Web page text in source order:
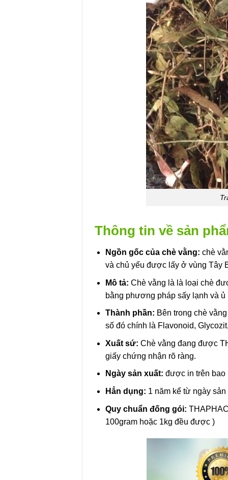
Thông tin về sản
Ngồn gốc của chè vằng: chè
và chủ yếu được lấy ở vùng Tây
Mô tả: Chè vằng là là loại chè
bằng phương pháp sấy lạnh và
Thành phần: Bên trong chè
số đó chính là Flavonoid,
Xuất sứ: Chè vằng đang được
giấy chứng nhận rõ ràng.
Ngày sản xuất: được in trên bao
Hẳn dụng: 1 năm kể từ ngày sản
Quy chuẩn đống gói:
100gram hoặc 1kg đều được )